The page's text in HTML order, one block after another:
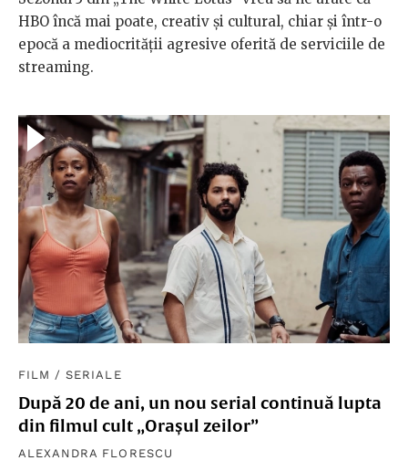
HBO încă mai poate, creativ și cultural, chiar și într-o
epocă a mediocrității agresive oferită de serviciile de
streaming.
FILM /SERIALE
După 20 de ani, un nou serial continuă lupta
din filmul cult „Orașul zeilor”
ALEXANDRA FLORESCU